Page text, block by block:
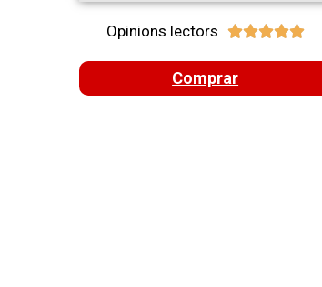
Opinions lectors 
Comprar